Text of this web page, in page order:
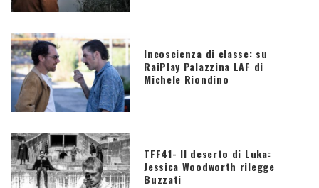
Incoscienza di classe: su
RaiPlay Palazzina LAF di
Michele Riondino
TFF41- Il deserto di Luka:
Jessica Woodworth rilegge
Buzzati